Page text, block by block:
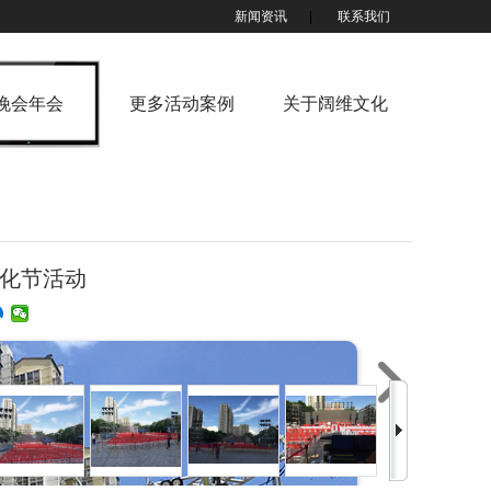
新闻资讯 联系我们
会年会 更多活动案例 关于阔维文化
节活动
